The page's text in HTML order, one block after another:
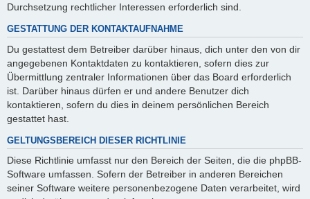
Durchsetzung rechtlicher Interessen erforderlich sind.
GESTATTUNG DER KONTAKTAUFNAHME
Du gestattest dem Betreiber darüber hinaus, dich unter den von dir
angegebenen Kontaktdaten zu kontaktieren, sofern dies zur
Übermittlung zentraler Informationen über das Board erforderlich
ist. Darüber hinaus dürfen er und andere Benutzer dich
kontaktieren, sofern du dies in deinem persönlichen Bereich
gestattet hast.
GELTUNGSBEREICH DIESER RICHTLINIE
Diese Richtlinie umfasst nur den Bereich der Seiten, die die phpBB-
Software umfassen. Sofern der Betreiber in anderen Bereichen
seiner Software weitere personenbezogene Daten verarbeitet, wird